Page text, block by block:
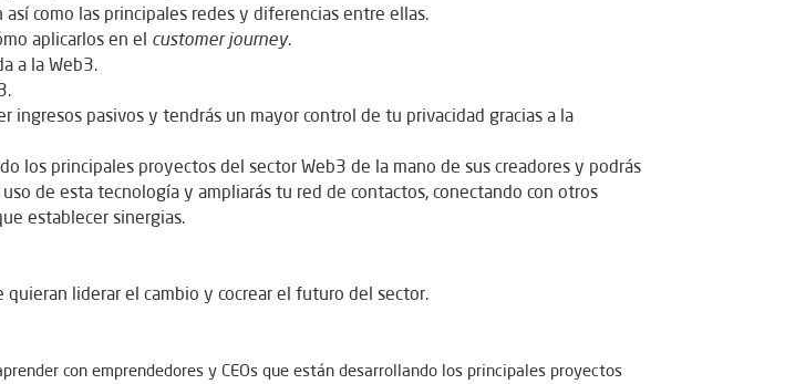
como las principales redes y diferencias entre ellas.
aplicarlos en el customer journey.
a la Web3.
ingresos pasivos y tendrás un mayor control de tu privacidad gracias a la
los principales proyectos del sector Web3 de la mano de sus creadores y podrás
de esta tecnología y ampliarás tu red de contactos, conectando con otros
establecer sinergias.
liderar el cambio y cocrear el futuro del sector.
con emprendedores y CEOs que están desarrollando los principales proyectos